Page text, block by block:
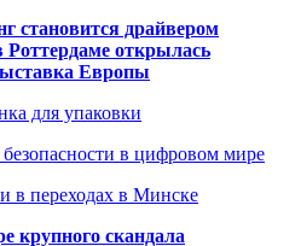
драйвером
открылась
Европы
для упаковки
в цифровом мире
в переходах в Минске
крупного скандала